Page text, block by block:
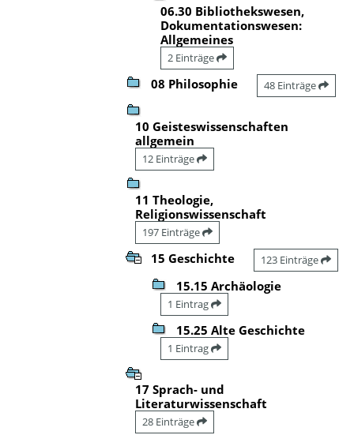
06.30 Bibliothekswesen,
Dokumentationswesen:
Allgemeines
2 Einträge
08 Philosophie 48 Einträge
10 Geisteswissenschaften
allgemein
12 Einträge
11 Theologie,
Religionswissenschaft
197 Einträge
15 Geschichte 123 Einträge
15.15 Archäologie
1 Eintrag
15.25 Alte Geschichte
1 Eintrag
17 Sprach- und
Literaturwissenschaft
28 Einträge